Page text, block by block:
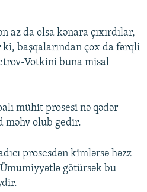
az da olsa kənara çıxırdılar,
ki, başqalarından çox da fərqli
Votkini buna misal
mühit prosesi nə qədər
məhv olub gedir.
prosesdən kimlərsə həzz
götürsək bu